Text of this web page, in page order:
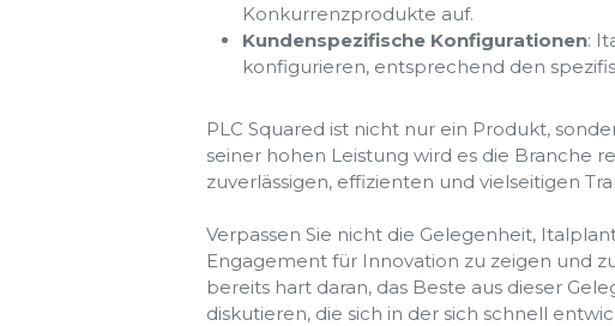
Konkurrenzprodukte auf.
Kundenspezifische Konfigurationen:
konfigurieren, entsprechend den
PLC Squared ist nicht nur ein Produkt,
seiner hohen Leistung wird es die Branche
zuverlässigen, effizienten und vielseitigen
Verpassen Sie nicht die Gelegenheit,
Engagement für Innovation zu zeigen und
bereits hart daran, das Beste aus dieser
diskutieren, die sich in der sich schnell